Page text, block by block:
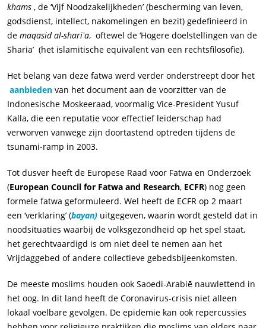
khams , de ‘Vijf Noodzakelijkheden’ (bescherming van leven,
godsdienst, intellect, nakomelingen en bezit) gedefinieerd in
de maqasid al-shariʽa, oftewel de ‘Hogere doelstellingen van de
Sharia’ (het islamitische equivalent van een rechtsfilosofie).
Het belang van deze fatwa werd verder onderstreept door het
aanbieden van het document aan de voorzitter van de
Indonesische Moskeeraad, voormalig Vice-President Yusuf
Kalla, die een reputatie voor effectief leiderschap had
verworven vanwege zijn doortastend optreden tijdens de
tsunami-ramp in 2003.
Tot dusver heeft de Europese Raad voor Fatwa en Onderzoek
(European Council for Fatwa and Research, ECFR) nog geen
formele fatwa geformuleerd. Wel heeft de ECFR op 2 maart
een ‘verklaring’ (bayan) uitgegeven, waarin wordt gesteld dat in
noodsituaties waarbij de volksgezondheid op het spel staat,
het gerechtvaardigd is om niet deel te nemen aan het
Vrijdaggebed of andere collectieve gebedsbijeenkomsten.
De meeste moslims houden ook Saoedi-Arabiē nauwlettend in
het oog. In dit land heeft de Coronavirus-crisis niet alleen
lokaal voelbare gevolgen. De epidemie kan ook repercussies